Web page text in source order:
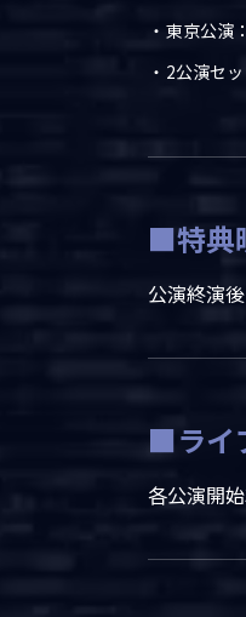
東京公演
2公演セ
■特典
公演終演
■ライ
各公演開